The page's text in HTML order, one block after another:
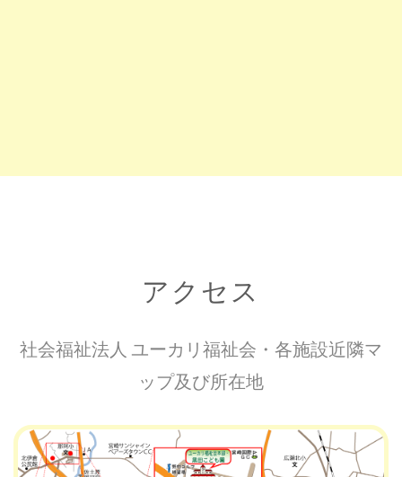
アクセス
社会福祉法人 ユーカリ福祉会・各施設近隣マ
ップ及び所在地